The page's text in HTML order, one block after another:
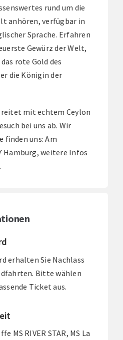
rund um die
anhören, verfügbar in
Sprache. Erfahren
Gewürz der Welt,
rote Gold des
die Königin der
mit echtem Ceylon
bei uns ab. Wir
finden uns: Am
Hamburg, weitere Infos
erhalten Sie Nachlass
Bitte wählen
Ticket aus.
MS RIVER STAR, MS La